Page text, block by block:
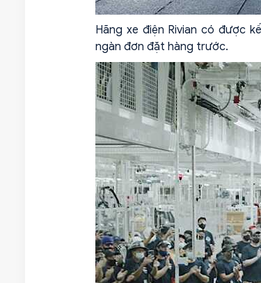
Hãng xe điện Rivian có được
ngàn đơn đặt hàng trước.